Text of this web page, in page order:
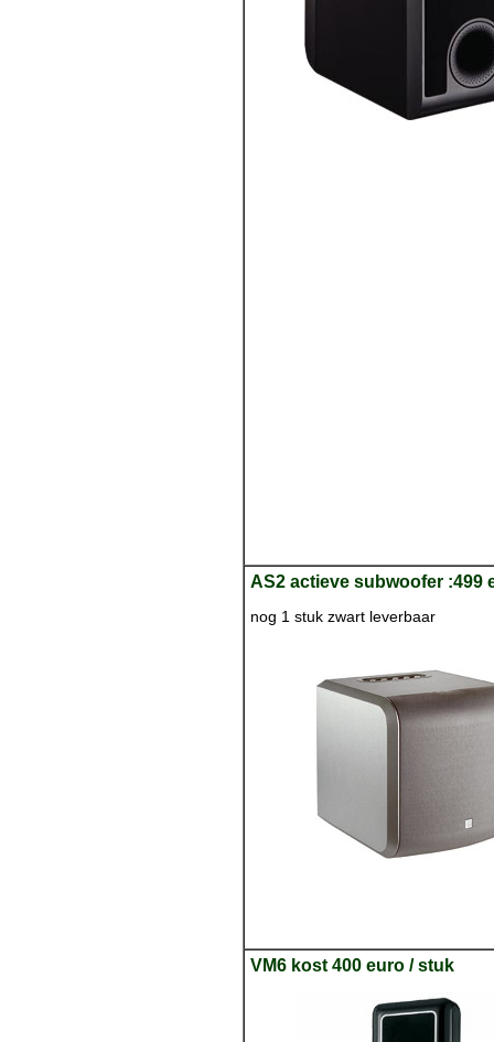
AS2 actieve subwoofer :499
nog 1 stuk zwart leverbaar
VM6 kost 400 euro / stuk